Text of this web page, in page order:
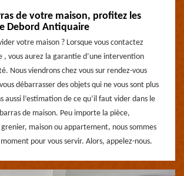
de votre maison, profitez les
Debord Antiquaire
votre maison ? Lorsque vous contactez
, vous aurez la garantie d’une intervention
Nous viendrons chez vous sur rendez-vous
débarrasser des objets qui ne vous sont plus
aussi l’estimation de ce qu’il faut vider dans le
de maison. Peu importe la pièce,
maison ou appartement, nous sommes
pour vous servir. Alors, appelez-nous.